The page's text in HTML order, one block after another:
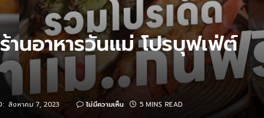
นอาหารวันแม่ โปรบุฟเฟ่ต์
สิงหาคม 7, 2023 ไม่มีความเห็น 5 MINS READ